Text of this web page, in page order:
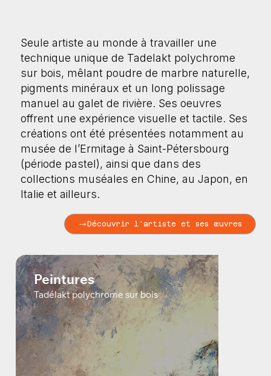
Seule artiste au monde à travailler une
technique unique de Tadelakt polychrome
sur bois, mêlant poudre de marbre naturelle,
pigments minéraux et un long polissage
manuel au galet de rivière. Ses oeuvres
offrent une expérience visuelle et tactile. Ses
créations ont été présentées notamment au
musée de l’Ermitage à Saint-Pétersbourg
(période pastel), ainsi que dans des
collections muséales en Chine, au Japon, en
Italie et ailleurs.
Découvrir l'artiste et ses œuvres
Peintures
Tadélakt polychrome sur bois